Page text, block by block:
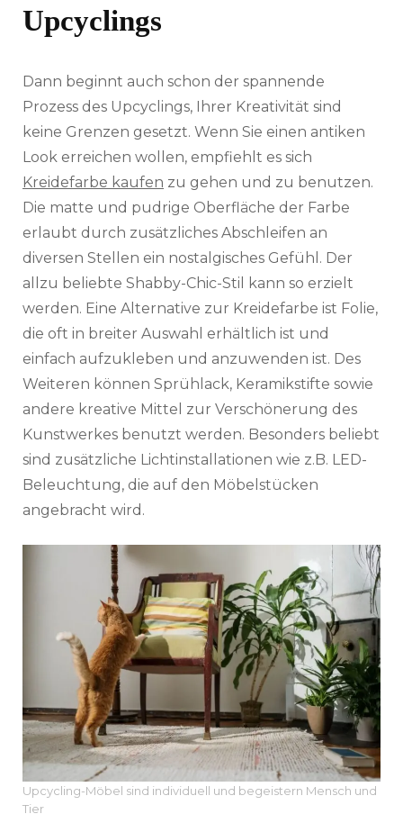
Upcyclings
Dann beginnt auch schon der spannende
Prozess des Upcyclings, Ihrer Kreativität sind
keine Grenzen gesetzt. Wenn Sie einen antiken
Look erreichen wollen, empfiehlt es sich
Kreidefarbe kaufen zu gehen und zu benutzen.
Die matte und pudrige Oberfläche der Farbe
erlaubt durch zusätzliches Abschleifen an
diversen Stellen ein nostalgisches Gefühl. Der
allzu beliebte Shabby-Chic-Stil kann so erzielt
werden. Eine Alternative zur Kreidefarbe ist Folie,
die oft in breiter Auswahl erhältlich ist und
einfach aufzukleben und anzuwenden ist. Des
Weiteren können Sprühlack, Keramikstifte sowie
andere kreative Mittel zur Verschönerung des
Kunstwerkes benutzt werden. Besonders beliebt
sind zusätzliche Lichtinstallationen wie z.B. LED-
Beleuchtung, die auf den Möbelstücken
angebracht wird.
Upcycling-Möbel sind individuell und begeistern Mensch und
Tier